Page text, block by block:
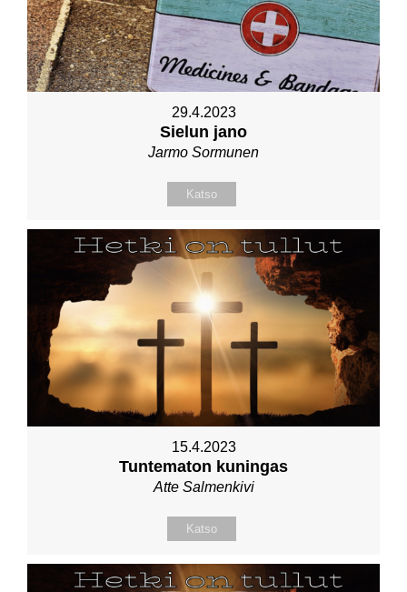
29.4.2023
Sielun jano
Jarmo Sormunen
Katso
15.4.2023
Tuntematon kuningas
Atte Salmenkivi
Katso